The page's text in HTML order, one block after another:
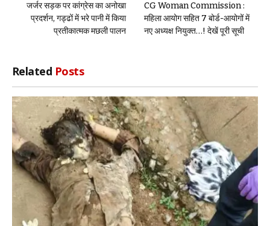
जर्जर सड़क पर कांग्रेस का अनोखा
प्रदर्शन, गड्ढों में भरे पानी में किया
प्रतीकात्मक मछली पालन
CG Woman Commission :
महिला आयोग सहित 7 बोर्ड-आयोगों में
नए अध्यक्ष नियुक्त…! देखें पूरी सूची
Related Posts